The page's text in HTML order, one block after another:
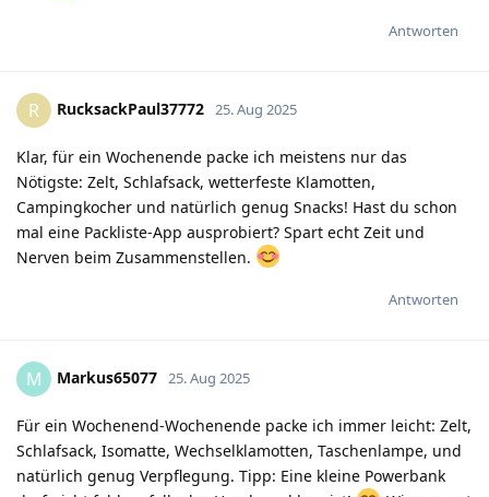
Antworten
R RucksackPaul37772 25. Aug 2025
Klar, für ein Wochenende packe ich meistens nur das
Nötigste: Zelt, Schlafsack, wetterfeste Klamotten,
Campingkocher und natürlich genug Snacks! Hast du schon
mal eine Packliste-App ausprobiert? Spart echt Zeit und
Nerven beim Zusammenstellen.
Antworten
M Markus65077 25. Aug 2025
Für ein Wochenend-Wochenende packe ich immer leicht: Zelt,
Schlafsack, Isomatte, Wechselklamotten, Taschenlampe, und
natürlich genug Verpflegung. Tipp: Eine kleine Powerbank